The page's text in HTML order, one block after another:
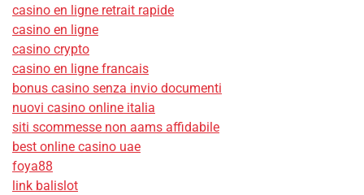
casino en ligne retrait rapide
casino en ligne
casino crypto
casino en ligne francais
bonus casino senza invio documenti
nuovi casino online italia
siti scommesse non aams affidabile
best online casino uae
foya88
link balislot